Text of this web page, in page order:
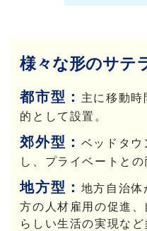
様々な形のサテ
都市型： 主に移動時
的として設置。
郊外型： ベッドタウ
し、プライベートとの
地方型： 地方自治体
方の人材雇用の促進
らしい生活の実現など